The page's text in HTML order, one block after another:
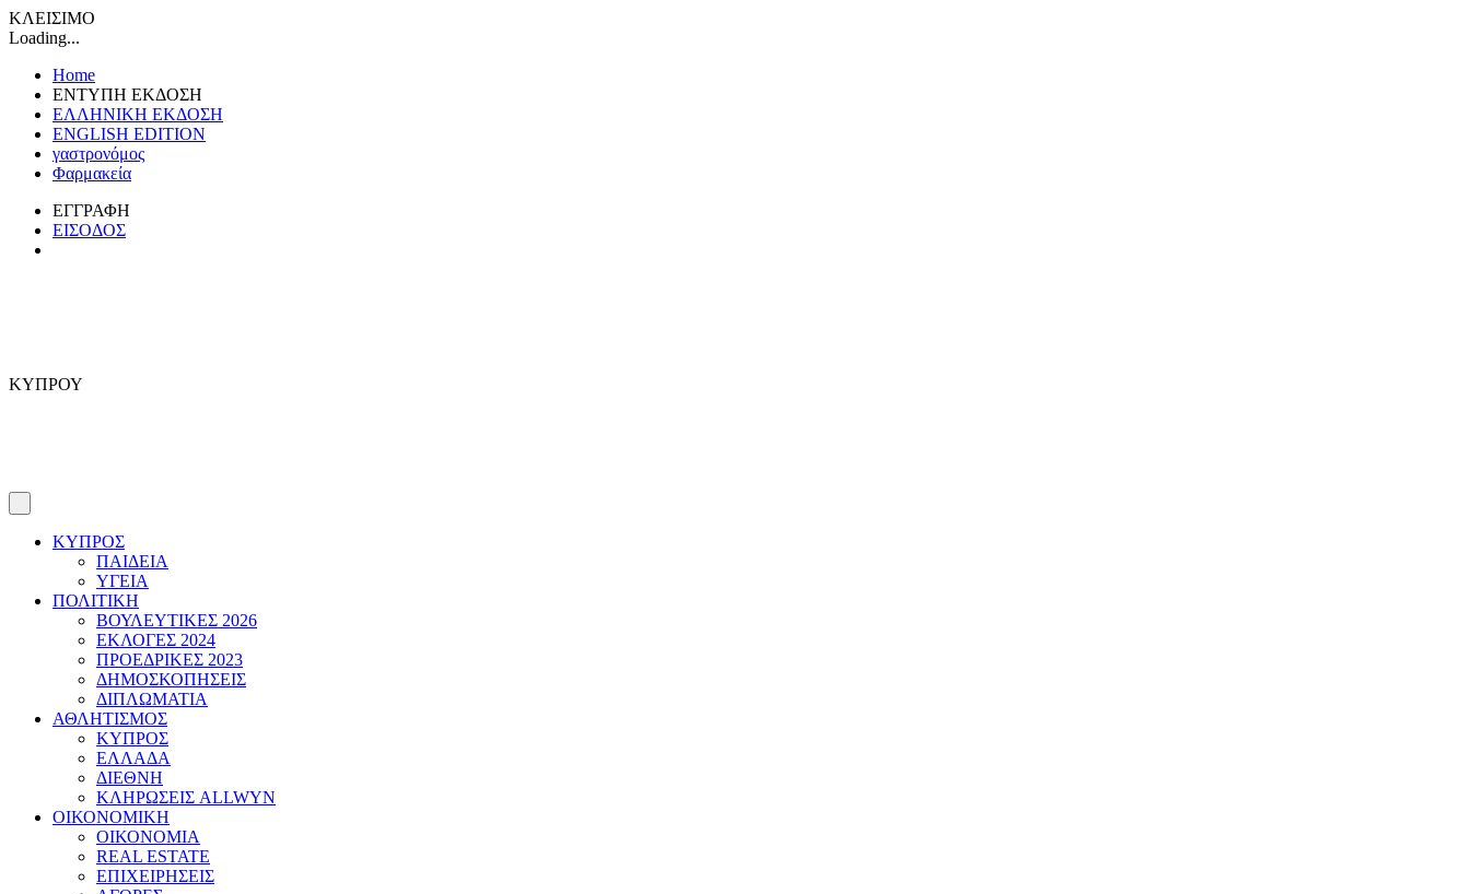
ΚΛΕΙΣΙΜΟ
Loading...
Home
ΕΝΤΥΠΗ ΕΚΔΟΣΗ
ΕΛΛΗΝΙΚΗ ΕΚΔΟΣΗ
ENGLISH EDITION
γαστρονόμος
Φαρμακεία
ΕΓΓΡΑΦΗ
ΕΙΣΟΔΟΣ
ΚΥΠΡΟΥ
ΚΥΠΡΟΣ
ΠΑΙΔΕΙΑ
ΥΓΕΙΑ
ΠΟΛΙΤΙΚΗ
ΒΟΥΛΕΥΤΙΚΕΣ 2026
ΕΚΛΟΓΕΣ 2024
ΠΡΟΕΔΡΙΚΕΣ 2023
ΔΗΜΟΣΚΟΠΗΣΕΙΣ
ΔΙΠΛΩΜΑΤΙΑ
ΑΘΛΗΤΙΣΜΟΣ
ΚΥΠΡΟΣ
ΕΛΛΑΔΑ
ΔΙΕΘΝΗ
ΚΛΗΡΩΣΕΙΣ ALLWYN
ΟΙΚΟΝΟΜΙΚΗ
ΟΙΚΟΝΟΜΙΑ
REAL ESTATE
ΕΠΙΧΕΙΡΗΣΕΙΣ